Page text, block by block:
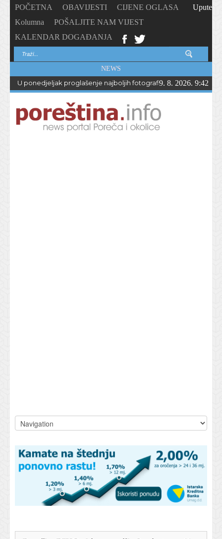
POČETNA OBAVIJESTI
CIJENE OGLASA
Kolumna
POŠALJITE NAM VIJEST
KALENDAR DOGAĐANJA
Upute
NEWS
U ponedjeljak proglašenje najboljih fotografija – PhotoCity2026
9. 8. 2026. 9:42